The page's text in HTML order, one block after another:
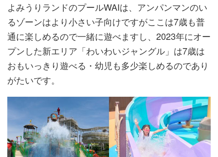
よみうりランドのプールWAIは、アンパンマンのい
るゾーンはより小さい子向けですがここは7歳も普
通に楽しめるので一緒に遊べますし、2023年にオー
プンした新エリア「わいわいジャングル」は7歳は
おもいっきり遊べる・幼児も多少楽しめるのであり
がたいです。